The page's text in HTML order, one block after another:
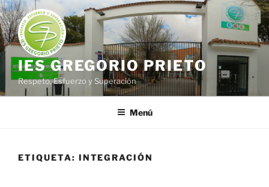
Saltar
al
contenido
IES GREGORIO PRIETO
Respeto, Esfuerzo y Superación
Menú
ETIQUETA: INTEGRACIÓN